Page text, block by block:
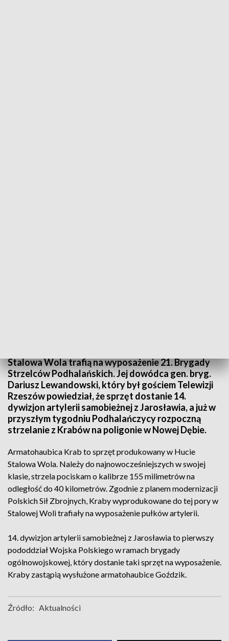
Stalowa Wola trafią na wyposażenie 21. Brygady
Strzelców Podhalańskich. Jej dowódca gen. bryg.
Dariusz Lewandowski, który był gościem Telewizji
Rzeszów powiedział, że sprzęt dostanie 14.
dywizjon artylerii samobieżnej z Jarosławia, a już w
przyszłym tygodniu Podhalańczycy rozpoczną
strzelanie z Krabów na poligonie w Nowej Dębie.
Armatohaubica Krab to sprzęt produkowany w Hucie
Stalowa Wola. Należy do najnowocześniejszych w swojej
klasie, strzela pociskam o kalibrze 155 milimetrów na
odległość do 40 kilometrów. Zgodnie z planem modernizacji
Polskich Sił Zbrojnych, Kraby wyprodukowane do tej pory w
Stalowej Woli trafiały na wyposażenie pułków artylerii.
14. dywizjon artylerii samobieżnej z Jarosławia to pierwszy
pododdział Wojska Polskiego w ramach brygady
ogólnowojskowej, który dostanie taki sprzęt na wyposażenie.
Kraby zastąpią wysłużone armatohaubice Goździk.
Źródło: Aktualności